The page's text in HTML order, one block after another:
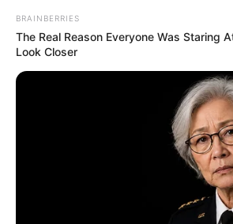
BRAINBERRIES
The Real Reason Everyone Was Staring
Look Closer